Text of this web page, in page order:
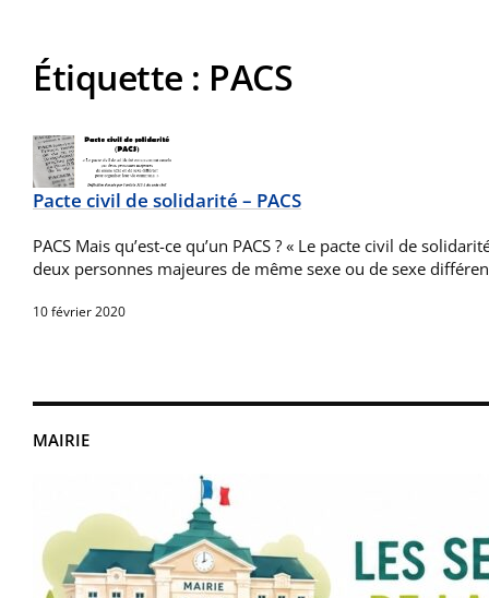
MAIRIE
Étiquette : PACS
Pacte civil de solidarité – PACS
PACS Mais qu’est-ce qu’un PACS ? « Le pacte civil de
deux personnes majeures de même sexe ou de sexe
10 février 2020